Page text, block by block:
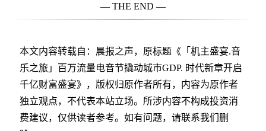
— THE END —
本文内容转载自：晨报之声，原标题《「机主盛宴.音
乐之旅」百万流量电音节撬动城市GDP. 时代新章开启
千亿财富盛宴》，版权归原作者所有，内容为原作者
独立观点，不代表本站立场。所涉内容不构成投资消
费建议，仅供读者参考。如有问题，请联系我们删